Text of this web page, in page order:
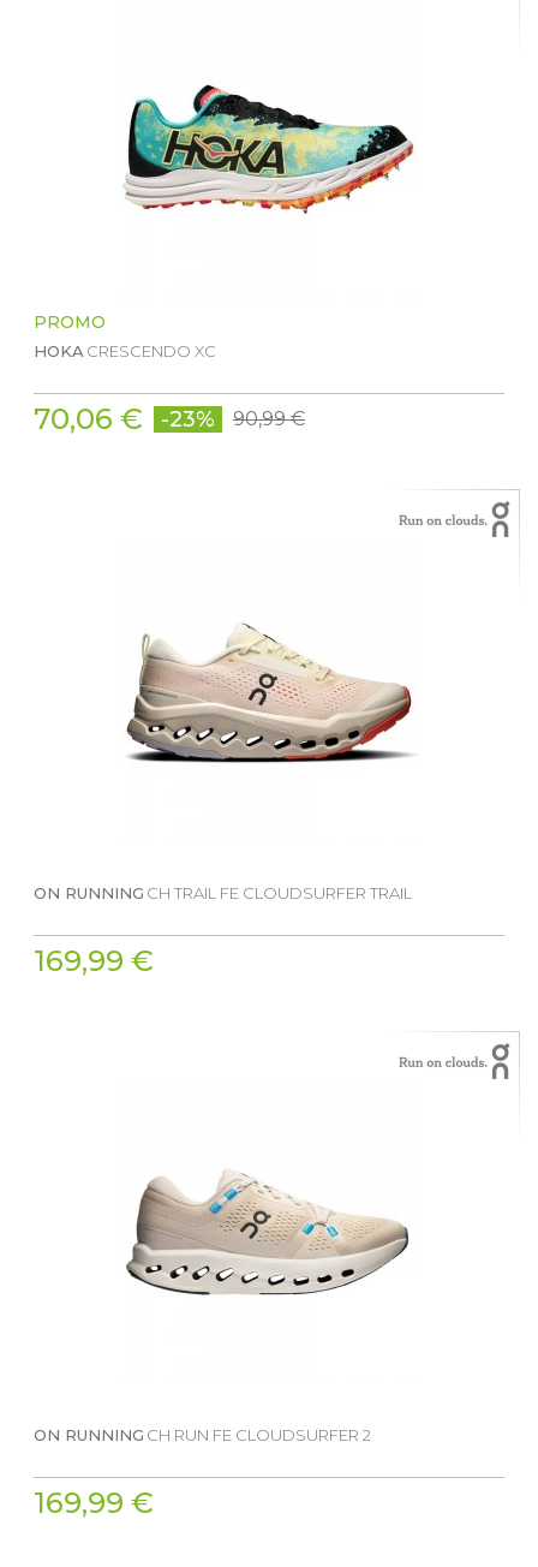
PROMO
HOKA CRESCENDO XC
70,06 € -23% 90,99 €
ON RUNNING CH TRAIL FE CLOUDSURFER TRAIL
169,99 €
ON RUNNING CH RUN FE CLOUDSURFER 2
169,99 €